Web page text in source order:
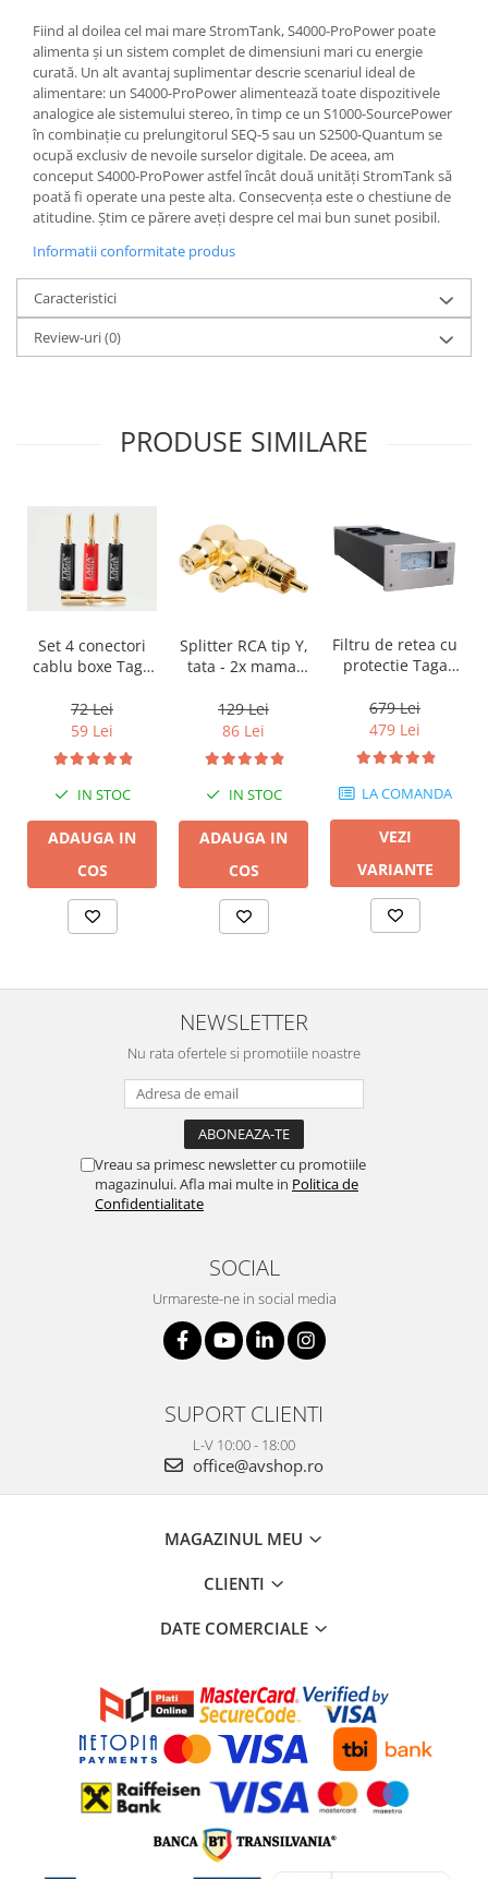
Fiind al doilea cel mai mare StromTank, S4000-ProPower poate
alimenta și un sistem complet de dimensiuni mari cu energie
curată. Un alt avantaj suplimentar descrie scenariul ideal de
alimentare: un S4000-ProPower alimentează toate dispozitivele
analogice ale sistemului stereo, în timp ce un S1000-SourcePower
în combinație cu prelungitorul SEQ-5 sau un S2500-Quantum se
ocupă exclusiv de nevoile surselor digitale. De aceea, am
conceput S4000-ProPower astfel încât două unități StromTank să
poată fi operate una peste alta. Consecvența este o chestiune de
atitudine. Știm ce părere aveți despre cel mai bun sunet posibil.
Informatii conformitate produs
Caracteristici
Review-uri(0)
PRODUSE SIMILARE
Set 4 conectori
cablu boxe Taga
001 tip banana
72 Lei
59 Lei
IN STOC
ADAUGA IN
COS
Splitter RCA tip Y,
tata - 2x mama,
M22F-HRD, placat
cu aur
129 Lei
86 Lei
IN STOC
ADAUGA IN
COS
Filtru de retea cu
protectie Taga
679 Lei
479 Lei
LA COMANDA
VEZI
VARIANTE
NEWSLETTER
Nu rata ofertele si promotiile noastre
Vreau sa primesc newsletter cu promotiile
magazinului. Afla mai multe in Politica de
Confidentialitate
SOCIAL
Urmareste-ne in social media
SUPORT CLIENTI
L-V 10:00 - 18:00
office@avshop.ro
MAGAZINUL MEU
CLIENTI
DATE COMERCIALE